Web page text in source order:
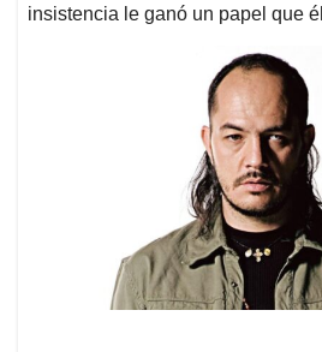
insistencia le ganó un papel que